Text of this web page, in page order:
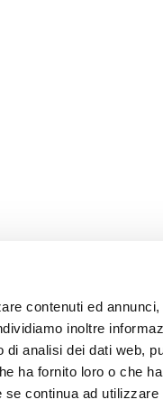
contenuti ed
inoltre
analisi dei dati web,
ha fornito loro o che
continua ad utilizzare